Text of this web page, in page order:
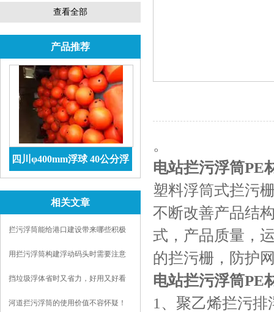
查看全部
产品推荐
四川φ400mm浮球 40公分浮
相关文章
拦污浮筒能给港口建设带来哪些积极
用拦污浮筒构建浮动码头时需要注意
挡垃圾浮体省时又省力，好用又好看
河道拦污浮筒的使用价值不容怀疑！
。
电站拦污浮筒PE
塑料浮筒式拦污
不断改善产品结
式，产品质量，
的拦污栅，防护
电站拦污浮筒PE
1 、聚乙烯拦污